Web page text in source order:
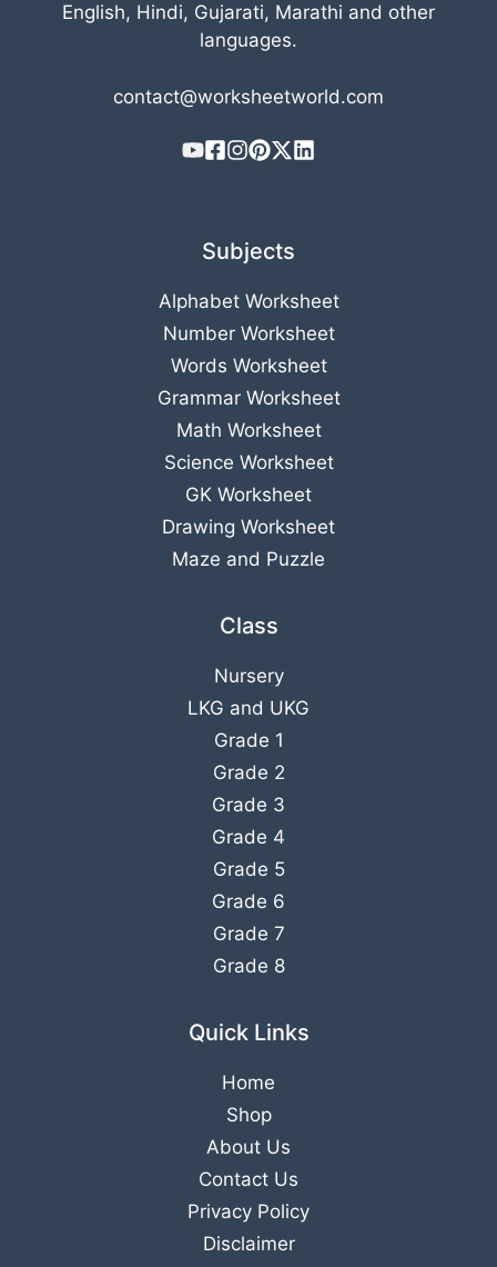
English, Hindi, Gujarati, Marathi and other
languages.
contact@worksheetworld.com
Subjects
Alphabet Worksheet
Number Worksheet
Words Worksheet
Grammar Worksheet
Math Worksheet
Science Worksheet
GK Worksheet
Drawing Worksheet
Maze and Puzzle
Class
Nursery
LKG and UKG
Grade 1
Grade 2
Grade 3
Grade 4
Grade 5
Grade 6
Grade 7
Grade 8
Quick Links
Home
Shop
About Us
Contact Us
Privacy Policy
Disclaimer